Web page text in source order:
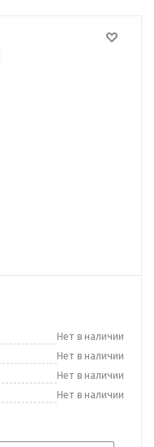
Нет в наличии
Нет в наличии
Нет в наличии
Нет в наличии